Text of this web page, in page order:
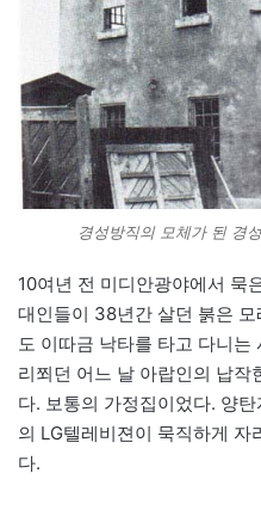
경성방직의 모체가 된 경
10여년 전 미디안광야에서 묵
대인들이 38년간 살던 붉은
도 이따금 낙타를 타고 다니는
리쬐던 어느 날 아랍인의 납작
다. 보통의 가정집이었다. 양
의 LG텔레비젼이 묵직하게 자
다.